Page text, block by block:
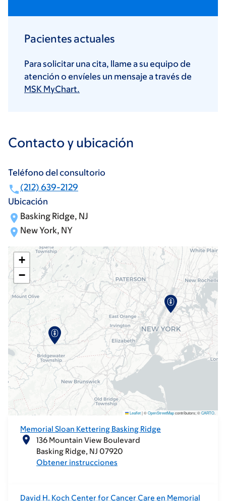
Pacientes actuales
Para solicitar una cita, llame a su equipo de
atención o envíeles un mensaje a través de
MSK MyChart.
Contacto y ubicación
Teléfono del consultorio
(212) 639-2129
Ubicación
Basking Ridge, NJ
New York, NY
Memorial Sloan Kettering Basking Ridge
136 Mountain View Boulevard
Basking Ridge NJ 07920
Obtener instrucciones
David H. Koch Center for Cancer Care en Memorial
+
−
Leaflet|©OpenStreetMapcontributors; ©CARTO.